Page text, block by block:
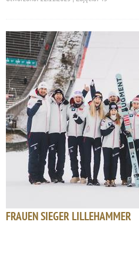
FRAUEN SIEGER LILLEHAMMER